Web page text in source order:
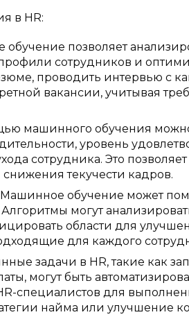
в HR:
позволяет
сотрудников и
проводить интервью с
вакансии, учитывая
машинного обучения
уровень
сотрудника. Это
текучести кадров.
обучение может
могут
области для
для каждого
задачи в HR, такие как
могут быть
специалистов для
найма или улучшение